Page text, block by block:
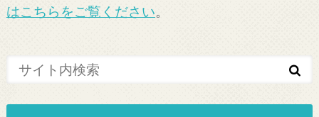
はこちらをご覧ください。